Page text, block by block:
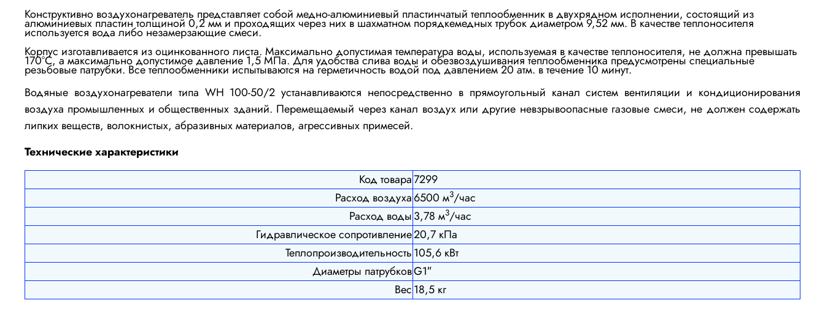
Конструктивно воздухонагреватель представляет собой медно-алюминиевый пластинчатый теплообменник в двухрядном исполнении, состоящий из
алюминиевых пластин толщиной 0,2 мм и проходящих через них в шахматном порядкемедных трубок диаметром 9,52 мм. В качестве теплоносителя
используется вода либо незамерзающие смеси.
Корпус изготавливается из оцинкованного листа. Максимально допустимая температура воды, используемая в качестве теплоносителя, не должна превышать
170°С, а максимально допустимое давление 1,5 МПа.Для удобства слива воды и обезвоздушивания теплообменника предусмотрены специальные
резьбовые патрубки.Все теплообменники испытываются на герметичность водой под давлением 20 атм. в течение10 минут.
Водяные воздухонагреватели типа WH 100-50/2 устанавливаются непосредственно в прямоугольный канал систем вентиляции и кондиционирования
воздуха промышленных и общественных зданий. Перемещаемый через канал воздух или другие невзрывоопасные газовые смеси, не должен содержать
липких веществ, волокнистых, абразивных материалов, агрессивных примесей.
Технические характеристики
Код товара7299
Расход воздуха6500 м3/час
Расход воды3,78 м3/час
Гидравлическое сопротивление20,7 кПа
Теплопроизводительность105,6 кВт
Диаметры патрубковG1″
Вес18,5 кг